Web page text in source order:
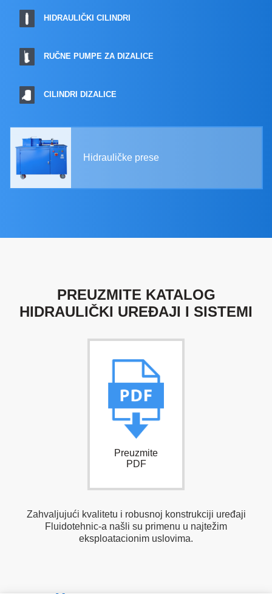
HIDRAULIČKI CILINDRI
RUČNE PUMPE ZA DIZALICE
CILINDRI DIZALICE
Hidrauličke prese
PREUZMITE KATALOG
HIDRAULIČKI UREĐAJI I SISTEMI
Preuzmite
PDF
Zahvaljujući kvalitetu i robusnoj konstrukciji uređaji
Fluidotehnic-a našli su primenu u najtežim
eksploatacionim uslovima.